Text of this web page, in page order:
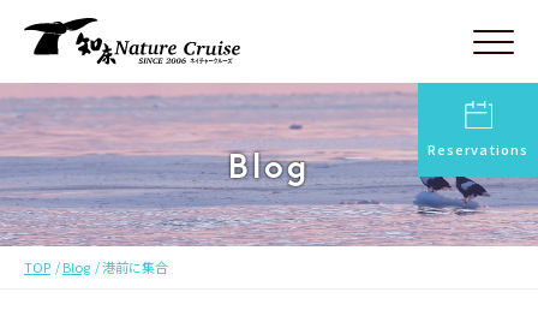
Reservations
Blog
TOP Blog 港前に集合